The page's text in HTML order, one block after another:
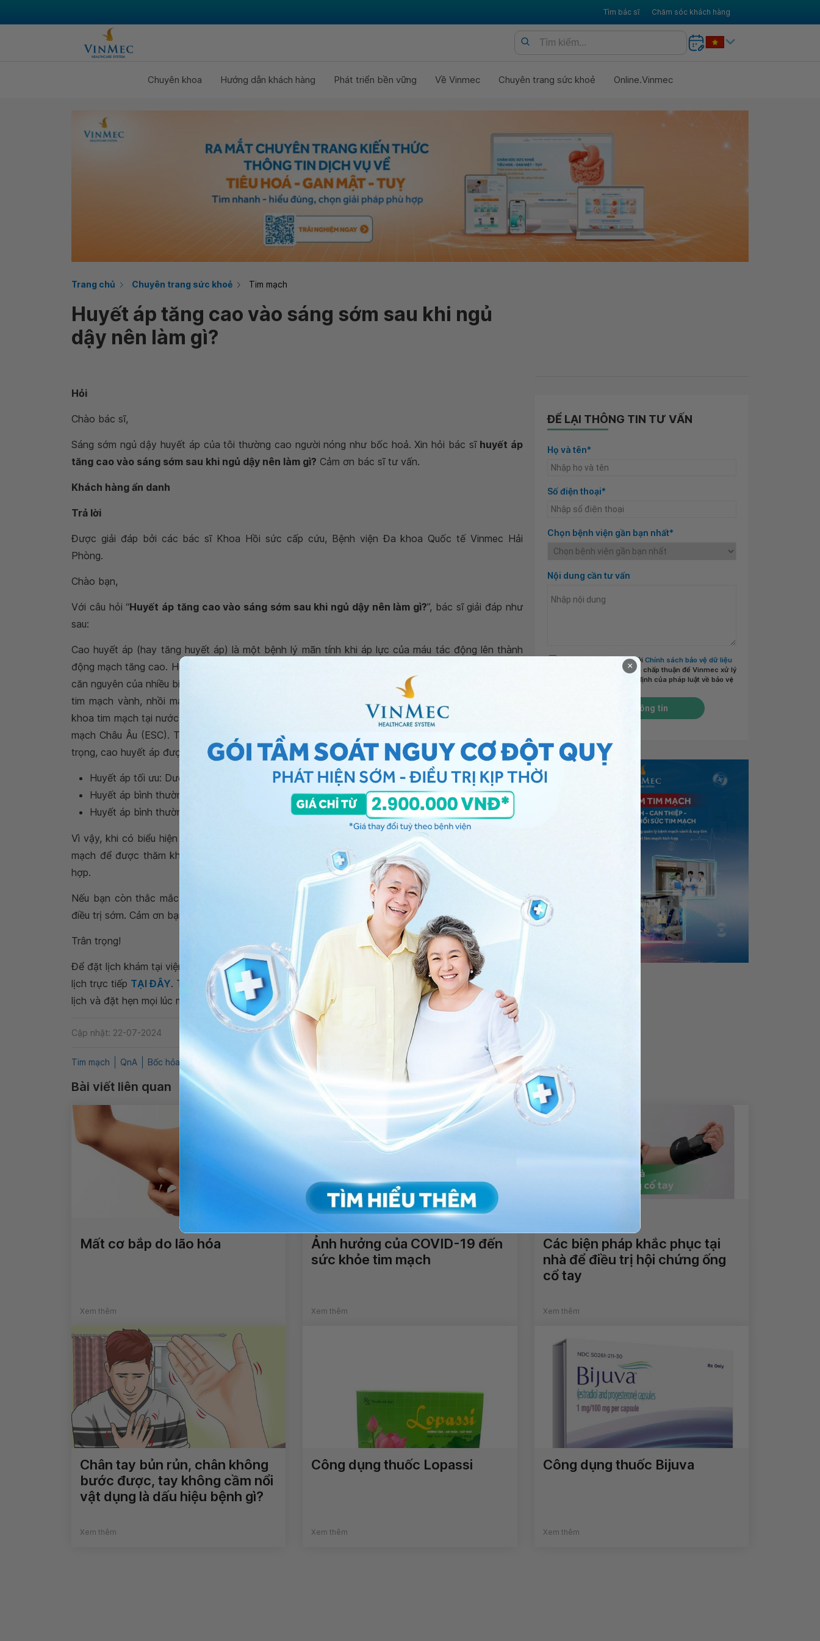
Tìm bác sĩ Chăm sóc khách hàng
Chuyên khoa Hướng dẫn khách hàng Phát triển bền vững Về Vinmec Chuyên trang sức khoẻ Online.Vinmec
Trang chủ Chuyên trang sức khoẻ Tim mạch
Huyết áp tăng cao vào sáng sớm sau khi ngủ
dậy nên làm gì?
Hỏi
Chào bác sĩ,
Sáng sớm ngủ dậy huyết áp của tôi thường cao người nóng như bốc hoả. Xin hỏi bác sĩ huyết áp
tăng cao vào sáng sớm sau khi ngủ dậy nên làm gì? Cảm ơn bác sĩ tư vấn.
Khách hàng ẩn danh
Trả lời
Được giải đáp bởi các bác sĩ Khoa Hồi sức cấp cứu, Bệnh viện Đa khoa Quốc tế Vinmec Hải
Phòng.
Chào bạn,
Với câu hỏi “Huyết áp tăng cao vào sáng sớm sau khi ngủ dậy nên làm gì?”, bác sĩ giải đáp như
sau:
Cao huyết áp (hay tăng huyết áp) là một bệnh lý mãn tính khi áp lực của máu tác động lên thành
động mạch tăng cao. Huyết áp tăng cao gây ra nhiều áp lực cho tim (tăng gánh nặng cho tim) và là
căn nguyên của nhiều biến chứng tim mạch nghiêm trọng như: Tai biến mạch máu não, suy tim, bệnh
tim mạch vành, nhồi máu cơ tim,... Việc chẩn đoán và chiến lược điều trị của các bác sĩ chuyên
khoa tim mạch tại nước ta hiện nay thường tuân theo hướng dẫn điều trị cập nhật của Hiệp hội Tim
mạch Châu Âu (ESC). Theo hướng dẫn mới cập nhật của ESC năm 2018, tùy vào mức độ nghiêm
trọng, cao huyết áp được phân loại như sau:
Huyết áp tối ưu: Dưới 120/80 mmHg;
Huyết áp bình thường: Từ 120/80 mmHg trở lên;
Huyết áp bình thường cao: Từ 130/85 mmHg trở lên;
Vì vậy, khi có biểu hiện huyết áp tăng cao sau ngủ dậy, bạn nên đến cơ sở y tế chuyên khoa Tim
mạch để được thăm khám và tư vấn phương án điều trị cũng như cách sinh hoạt hàng ngày phù
hợp.
Nếu bạn còn thắc mắc, bạn có thể đến cơ sở y tế thuộc Hệ thống Y tế Vinmec
thăm khám và
điều trị sớm. Cảm ơn bạn đã tin tưởng và gửi câu hỏi đến Vinmec. Chúc bạn có thật nhiều sức khỏe.
Trân trọng!
Để đặt lịch khám tại viện, Quý khách vui lòng bấm số , đặt mua GÓI DỊCH VỤ hoặc đặt
lịch trực tiếp TẠI ĐÂY. Tải và đặt lịch khám tự động trên ứng dụng My Vinmec để quản lý, theo dõi
lịch và đặt hẹn mọi lúc mọi nơi ngay trên ứng dụng.
Cập nhật: 22-07-2024
Tim mạch QnA Bốc hỏa Tăng huyết áp Huyết áp cao
ĐỂ LẠI THÔNG TIN TƯ VẤN
Họ và tên*
Số điện thoại*
Chọn bệnh viện gần bạn nhất*
Nội dung cần tư vấn
Tôi đã đọc và đồng ý với Chính sách bảo vệ dữ liệu
cá nhân của Vinmecvà chấp thuận để Vinmec xử lý
DLCN của tôi theo quy định của pháp luật về bảo vệ
Gửi thông tin
Bài viết liên quan
Mất cơ bắp do lão hóa
Xem thêm
Ảnh hưởng của COVID-19 đến
sức khỏe tim mạch
Xem thêm
Các biện pháp khắc phục tại
nhà để điều trị hội chứng ống
cổ tay
Xem thêm
Chân tay bủn rủn, chân không
bước được, tay không cầm nổi
vật dụng là dấu hiệu bệnh gì?
Xem thêm
Công dụng thuốc Lopassi
Xem thêm
Công dụng thuốc Bijuva
Xem thêm
×